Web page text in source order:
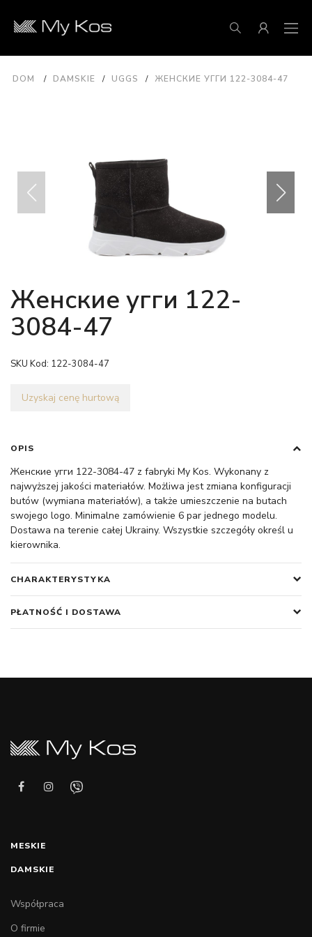
DOM DAMSKIE UGGS ЖЕНСКИЕ УГГИ 122-3084-47
Женские угги 122-
3084-47
SKU Kod: 122-3084-47
Uzyskaj cenę hurtową
OPIS
Женские угги 122-3084-47 z fabryki My Kos. Wykonany z
najwyższej jakości materiałów. Możliwa jest zmiana konfiguracji
butów (wymiana materiałów), a także umieszczenie na butach
swojego logo. Minimalne zamówienie 6 par jednego modelu.
Dostawa na terenie całej Ukrainy. Wszystkie szczegóły określ u
kierownika.
CHARAKTERYSTYKA
PŁATNOŚĆ I DOSTAWA
MESKIE
DAMSKIE
Współpraca
O firmie